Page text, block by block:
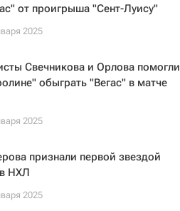
от проигрыша "Сент-Луису"
2025
Свечникова и Орлова помогли
обыграть "Вегас" в матче
2025
признали первой звездой
НХЛ
2025